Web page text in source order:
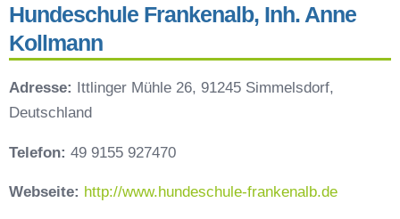
Hundeschule Frankenalb, Inh. Anne
Kollmann
Adresse:
Ittlinger Mühle 26, 91245 Simmelsdorf,
Deutschland
Telefon: 49 9155 927470
Webseite: http://www.hundeschule-frankenalb.de